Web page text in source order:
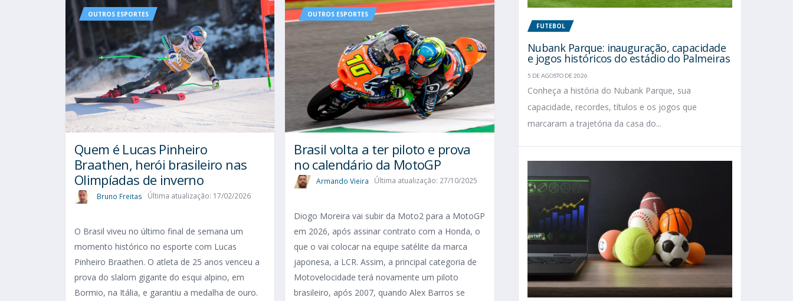
OUTROS ESPORTES
Quem é Lucas Pinheiro
Braathen, herói brasileiro nas
Olimpíadas de inverno
Bruno Freitas Última atualização: 17/02/2026
O Brasil viveu no último final de semana um
momento histórico no esporte com Lucas
Pinheiro Braathen. O atleta de 25 anos venceu a
prova do slalom gigante do esqui alpino, em
Bormio, na Itália, e garantiu a medalha de ouro.
OUTROS ESPORTES
Brasil volta a ter piloto e prova
no calendário da MotoGP
Armando Vieira Última atualização: 27/10/2025
Diogo Moreira vai subir da Moto2 para a MotoGP
em 2026, após assinar contrato com a Honda, o
que o vai colocar na equipe satélite da marca
japonesa, a LCR. Assim, a principal categoria de
Motovelocidade terá novamente um piloto
brasileiro, após 2007, quando Alex Barros se
FUTEBOL
Nubank Parque: inauguração, capacidade
e jogos históricos do estádio do Palmeiras
5 DE AGOSTO DE 2026
Conheça a história do Nubank Parque, sua
capacidade, recordes, títulos e os jogos que
marcaram a trajetória da casa do...